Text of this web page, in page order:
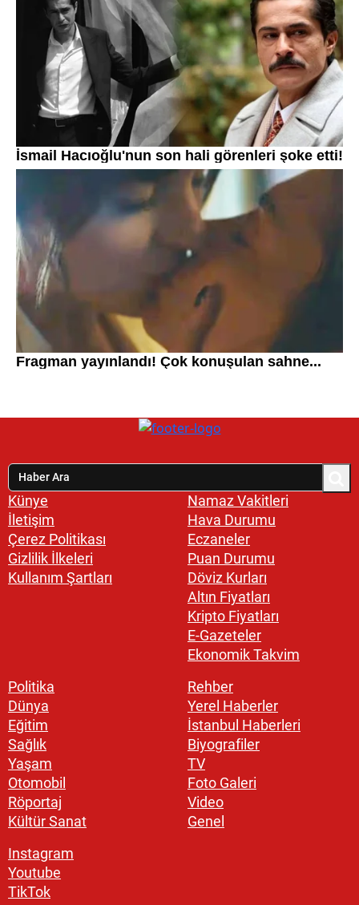
Künye
İletişim
Çerez Politikası
Gizlilik İlkeleri
Kullanım Şartları
Namaz Vakitleri
Hava Durumu
Eczaneler
Puan Durumu
Döviz Kurları
Altın Fiyatları
Kripto Fiyatları
E-Gazeteler
Ekonomik Takvim
Politika
Dünya
Eğitim
Sağlık
Yaşam
Otomobil
Röportaj
Kültür Sanat
Rehber
Yerel Haberler
İstanbul Haberleri
Biyografiler
TV
Foto Galeri
Video
Genel
Instagram
Youtube
TikTok